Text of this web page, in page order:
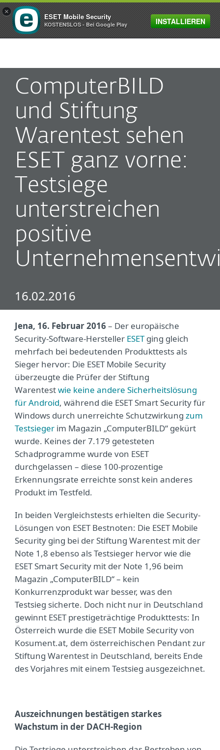
MENU
ComputerBILD
und Stiftung
Warentest sehen
ESET ganz vorne:
Testsiege
unterstreichen
positive
16.02.2016
Jena, 16. Februar 2016 – Der europäische
Security-Software-Hersteller ESETging gleich
mehrfach bei bedeutenden Produkttests als
Sieger hervor: Die ESET Mobile Security
überzeugte die Prüfer der Stiftung
Warentestwie keine andere Sicherheitslösung
für Android, während die ESET Smart Security für
Windows durch unerreichte Schutzwirkung zum
Testsieger im Magazin „ComputerBILD“ gekürt
wurde. Keines der 7.179 getesteten
Schadprogramme wurde von ESET
durchgelassen – diese 100-prozentige
Erkennungsrate erreichte sonst kein anderes
Produkt im Testfeld.
In beiden Vergleichstests erhielten die Security-
Lösungen von ESET Bestnoten: Die ESET Mobile
Security ging bei der Stiftung Warentest mit der
Note 1,8 ebenso als Testsieger hervor wie die
ESET Smart Security mit der Note 1,96 beim
Magazin „ComputerBILD“ – kein
Konkurrenzprodukt war besser, was den
Testsieg sicherte. Doch nicht nur in Deutschland
gewinnt ESET prestigeträchtige Produkttests: In
Österreich wurde die ESET Mobile Security von
Kosument.at, dem österreichischen Pendant zur
Stiftung Warentest in Deutschland, bereits Ende
des Vorjahres mit einem Testsieg ausgezeichnet.
Auszeichnungen bestätigen starkes
Wachstum in der DACH-Region
×
ESET Mobile Security
KOSTENSLOS - Bei Google Play INSTALLIEREN